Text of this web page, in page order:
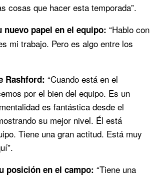
cosas que hacer esta temporada”.
nuevo papel en el equipo: “Hablo con
mi trabajo. Pero es algo entre los
Rashford: “Cuando está en el
por el bien del equipo. Es un
es fantástica desde el
su mejor nivel. Él está
Tiene una gran actitud. Está muy
posición en el campo: “Tiene una